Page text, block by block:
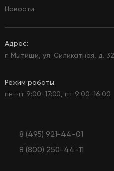
Новости
Адрес:
г. Мытищи, ул. Силикатная, д. 32
Режим работы:
пн-чт 9:00-17:00, пт 9:00-16:00
8 (495) 921-44-01
8 (800) 250-44-11